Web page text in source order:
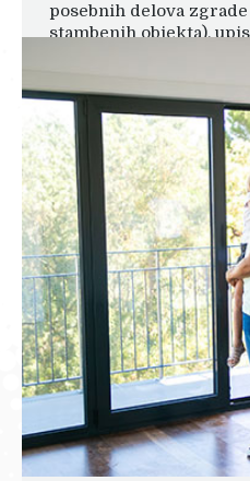
posebnih delova zgrade
stambenih objekta),